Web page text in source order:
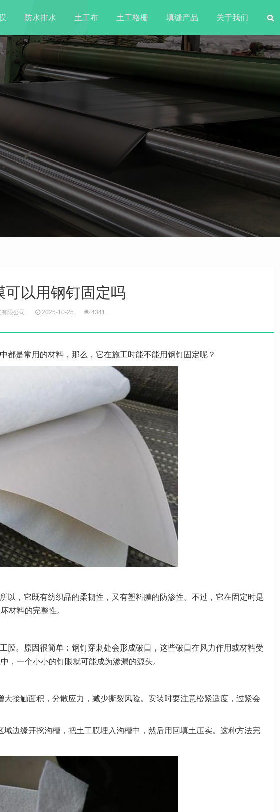
防水排水 土工布 土工格栅 填缝产品 关于我们
可以用钢钉固定吗
限公司 2025-10-25 4341
都是常用的材料，那么，它在施工时能不能用钢钉固定呢？
以，它既有纺织品的柔韧性，又有塑料膜的防渗性。不过，它在固定时是
材料的完整性。
膜。原因很简单：钢钉穿刺处会形成破口，这些破口在风力作用或材料受
，一个小小的钉眼就可能成为渗漏的源头。
接触面积，分散应力，减少撕裂风险。安装时要注意松紧适度，过紧会
边缘开挖沟槽，把土工膜埋入沟槽中，然后用回填土压实。这种方法完